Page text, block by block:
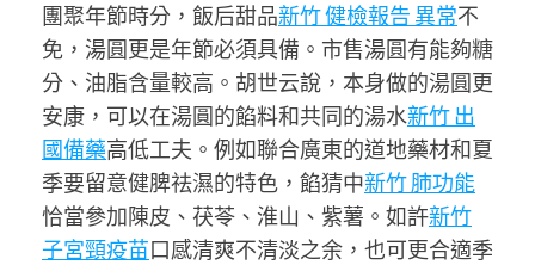
團聚年節時分，飯后甜品新竹 健檢報告 異常不
免，湯圓更是年節必須具備。市售湯圓有能夠糖
分、油脂含量較高。胡世云說，本身做的湯圓更
安康，可以在湯圓的餡料和共同的湯水新竹 出
國備藥高低工夫。例如聯合廣東的道地藥材和夏
季要留意健脾祛濕的特色，餡猜中新竹 肺功能
恰當參加陳皮、茯苓、淮山、紫薯。如許新竹
子宮頸疫苗口感清爽不清淡之余，也可更合適季